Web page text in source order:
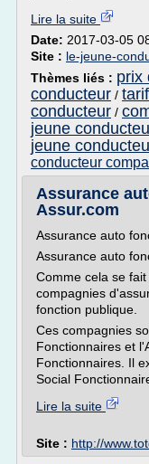
Lire la suite
Date: 2017-03-05
Site : le-jeune-
Thèmes liés : prix
conducteur /
conducteur /
jeune
jeune
conducteur
Assurance
Assur.com
Assurance auto
Assurance auto
Comme cela se
compagnies
fonction publique.
Ces compagnies
Fonctionnaires et
Fonctionnaires. Il
Social
Lire la suite
Site : http://